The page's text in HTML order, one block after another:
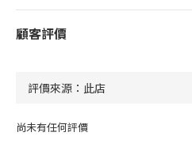
顧客評價
尚未有任何評價